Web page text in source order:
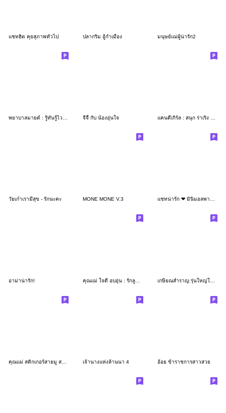
แชทฮิต คุยสุภาพทั่วไป ปลากริม อู้กำเมือง มนุษย์แม่ผู้น่ารัก2
จีจี้ กับ น้องอุ่นใจ
วัยเก๋าเรามีสุข - รักนะคะ MONE MONE V.3 แชทน่ารัก ❤ มินิมอลพาสเทล คุยทั่วไปค่า
อาม่าน่ารัก! เกษียณสำราญ:รุ่นใหญ่ใจถึง(หญิง)คำโต
เจ้านางแห่งล้านนา 4 อ้อย ข้าราชการสาวสวย